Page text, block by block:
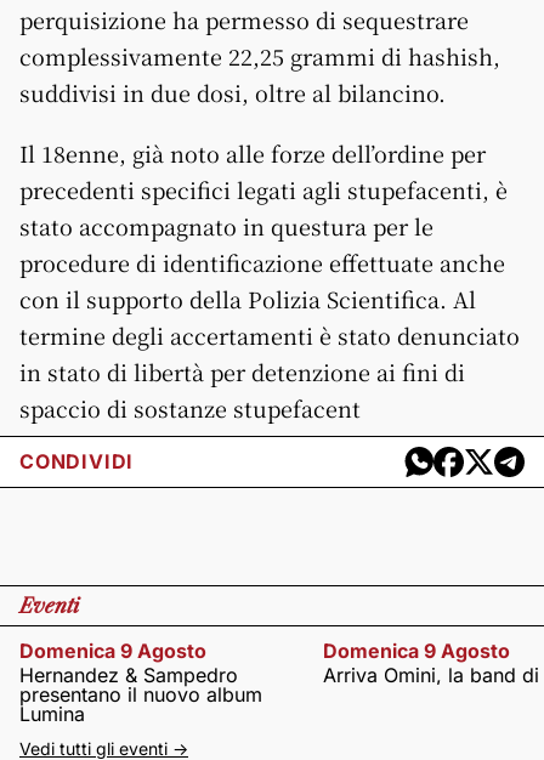
perquisizione ha permesso di sequestrare
complessivamente 22,25 grammi di hashish,
suddivisi in due dosi, oltre al bilancino.
Il 18enne, già noto alle forze dell’ordine per
precedenti specifici legati agli stupefacenti, è
stato accompagnato in questura per le
procedure di identificazione effettuate anche
con il supporto della Polizia Scientifica. Al
termine degli accertamenti è stato denunciato
in stato di libertà per detenzione ai fini di
spaccio di sostanze stupefacent
CONDIVIDI
Eventi
Domenica 9 Agosto
Hernandez & Sampedro
presentano il nuovo album
Lumina
Domenica 9 Agosto
Arriva Omini, la band
Vedi tutti gli eventi ->